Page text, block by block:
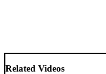
Related Videos